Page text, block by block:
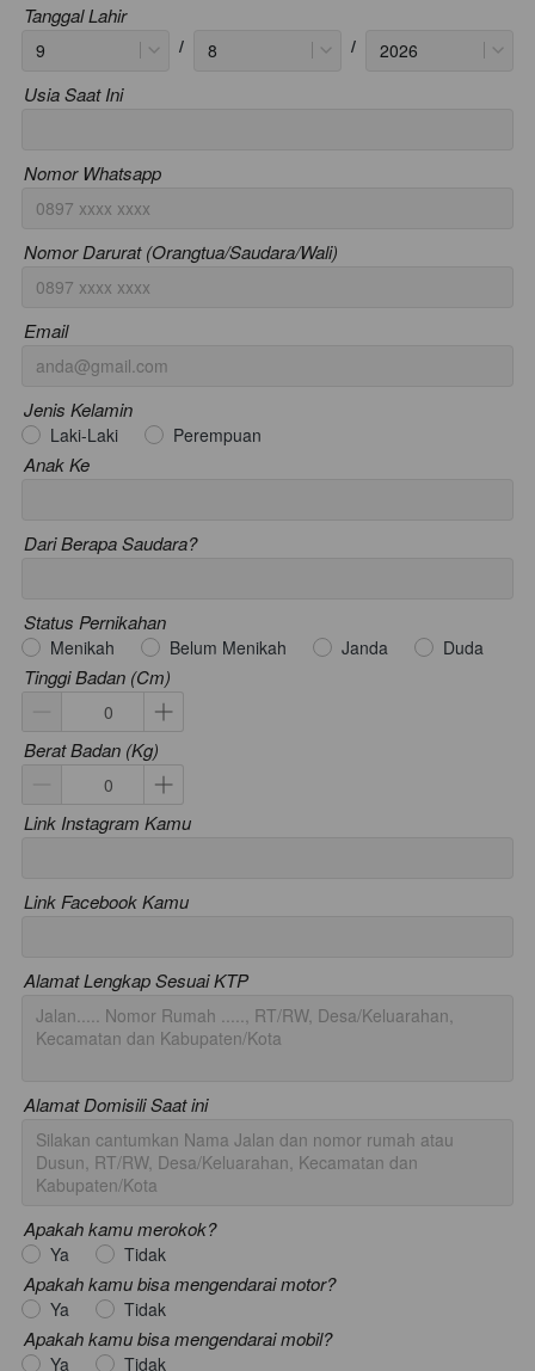
Tanggal Lahir
9 / 8 / 2026
Usia Saat Ini
Nomor Whatsapp
Nomor Darurat (Orangtua/Saudara/Wali)
Email
Jenis Kelamin
Laki-Laki Perempuan
Anak Ke
Dari Berapa Saudara?
Status Pernikahan
Menikah Belum Menikah Janda Duda
Tinggi Badan (Cm)
Berat Badan (Kg)
Link Instagram Kamu
Link Facebook Kamu
Alamat Lengkap Sesuai KTP
Alamat Domisili Saat ini
Apakah kamu merokok?
Ya Tidak
Apakah kamu bisa mengendarai motor?
Ya Tidak
Apakah kamu bisa mengendarai mobil?
Ya Tidak